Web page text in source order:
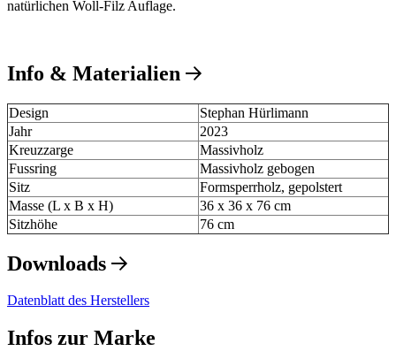
natürlichen Woll-Filz Auflage.
Info & Materialien
Design
Stephan Hürlimann
Jahr
2023
Kreuzzarge
Massivholz
Fussring
Massivholz gebogen
Sitz
Formsperrholz, gepolstert
Masse (L x B x H)
36 x 36 x 76 cm
Sitzhöhe
76 cm
Downloads
Datenblatt des Herstellers
Infos zur Marke